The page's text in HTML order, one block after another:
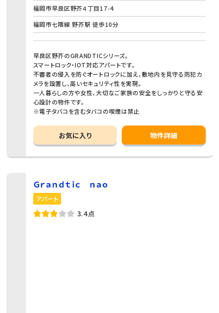
福岡市早良区野芥４丁目17-4
福岡市七隈線 野芥駅 徒歩10分
早良区野芥のGRANDTICシリーズ。
スマートロック・IOT対応アパートです。
不審者の侵入を防ぐオートロックに加え、敷地内を見守る防犯カ
メラを設置し、高いセキュリティ性を実現。
一人暮らしの方や女性、大切なご家族の安全をしっかりと守る安
心設計の物件です。
※電子タバコを含むタバコの喫煙は禁止
お気に入り 物件詳細
Ｇｒａｎｄｔｉｃ ｎａｏ
アパート
3.4点